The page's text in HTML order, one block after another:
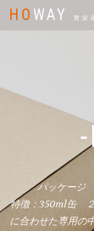
HO WAY 豊栄
パッケージ
特徴：350ml缶
に合わせた専用の